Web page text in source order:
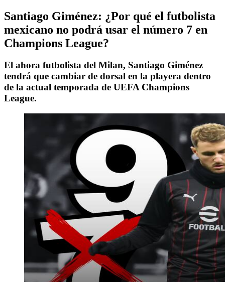
Santiago Giménez: ¿Por qué el futbolista
mexicano no podrá usar el número 7 en
Champions League?
El ahora futbolista del Milan, Santiago Giménez
tendrá que cambiar de dorsal en la playera dentro
de la actual temporada de UEFA Champions
League.